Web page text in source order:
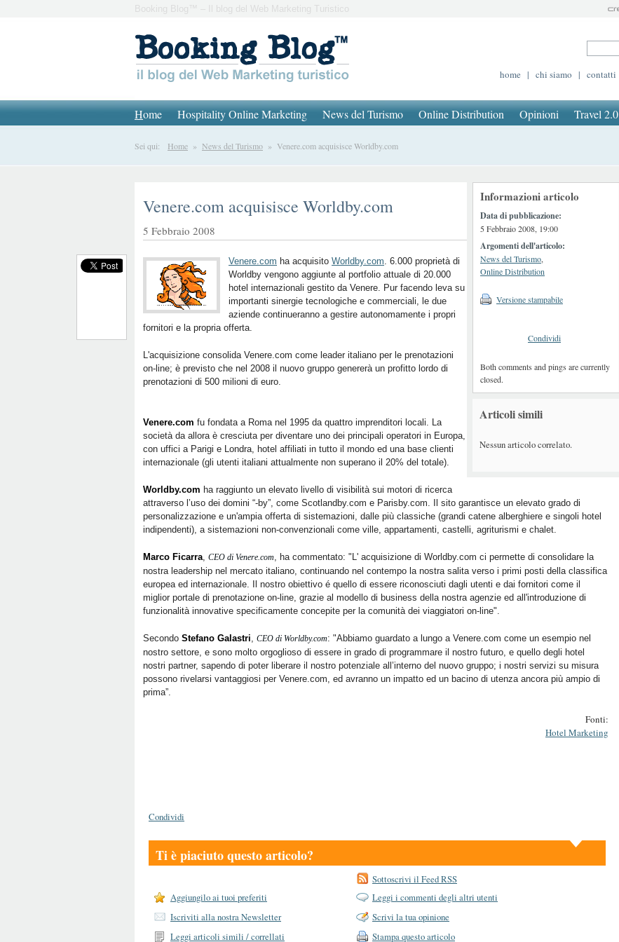
Booking Blog™ – Il blog del Web Marketing Turistico
home | chi siamo | contatti
Home Hospitality Online Marketing News del Turismo Online Distribution Opinioni Travel 2.0
Sei qui: Home » News del Turismo » Venere.com acquisisce Worldby.com
Informazioni articolo
Data di pubblicazione:
5 Febbraio 2008, 19:00
Argomenti dell'articolo:
News del Turismo,
Online Distribution
Versione stampabile
Condividi
Both comments and pings are currently
closed.
Articoli simili
Nessun articolo correlato.
Venere.com acquisisce Worldby.com
5 Febbraio 2008
Venere.com ha acquisito Worldby.com. 6.000 proprietà di
Worldby vengono aggiunte al portfolio attuale di 20.000
hotel internazionali gestito da Venere. Pur facendo leva su
importanti sinergie tecnologiche e commerciali, le due
aziende continueranno a gestire autonomamente i propri
fornitori e la propria offerta.
L'acquisizione consolida Venere.com come leader italiano per le prenotazioni
on-line; è previsto che nel 2008 il nuovo gruppo genererà un profitto lordo di
prenotazioni di 500 milioni di euro.
Venere.com fu fondata a Roma nel 1995 da quattro imprenditori locali. La
società da allora è cresciuta per diventare uno dei principali operatori in Europa,
con uffici a Parigi e Londra, hotel affiliati in tutto il mondo ed una base clienti
internazionale (gli utenti italiani attualmente non superano il 20% del totale).
Worldby.com ha raggiunto un elevato livello di visibilità sui motori di ricerca
attraverso l’uso dei domini “-by”, come Scotlandby.com e Parisby.com. Il sito garantisce un elevato grado di
personalizzazione e un'ampia offerta di sistemazioni, dalle più classiche (grandi catene alberghiere e singoli hotel
indipendenti), a sistemazioni non-convenzionali come ville, appartamenti, castelli, agriturismi e chalet.
Marco Ficarra, CEO di Venere.com, ha commentato: "L' acquisizione di Worldby.com ci permette di consolidare la
nostra leadership nel mercato italiano, continuando nel contempo la nostra salita verso i primi posti della classifica
europea ed internazionale. Il nostro obiettivo é quello di essere riconosciuti dagli utenti e dai fornitori come il
miglior portale di prenotazione on-line, grazie al modello di business della nostra agenzie ed all'introduzione di
funzionalità innovative specificamente concepite per la comunità dei viaggiatori on-line".
Secondo Stefano Galastri, CEO di Worldby.com: "Abbiamo guardato a lungo a Venere.com come un esempio nel
nostro settore, e sono molto orgoglioso di essere in grado di programmare il nostro futuro, e quello degli hotel
nostri partner, sapendo di poter liberare il nostro potenziale all’interno del nuovo gruppo; i nostri servizi su misura
possono rivelarsi vantaggiosi per Venere.com, ed avranno un impatto ed un bacino di utenza ancora più ampio di
prima”.
Fonti:
Hotel Marketing
Condividi
Ti è piaciuto questo articolo?
Sottoscrivi il Feed RSS
Aggiungilo ai tuoi preferiti
Leggi i commenti degli altri utenti
Iscriviti alla nostra Newsletter
Scrivi la tua opinione
Leggi articoli simili / correllati
Stampa questo articolo